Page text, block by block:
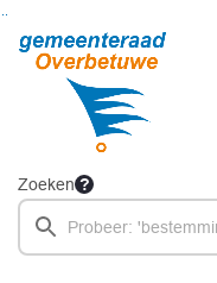
Zoeken